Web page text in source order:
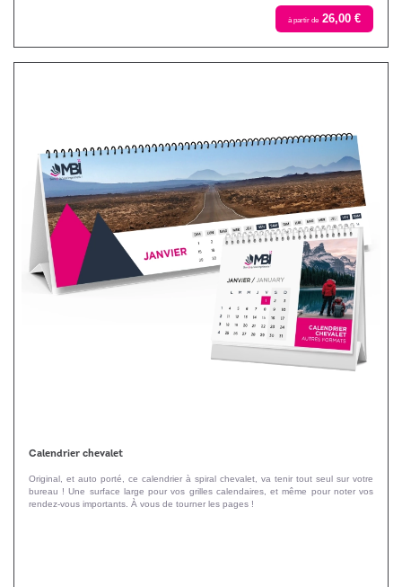
à partir de 26,00 €
Calendrier chevalet
Original, et auto porté, ce calendrier à spiral chevalet, va tenir tout seul sur votre
bureau ! Une surface large pour vos grilles calendaires, et même pour noter vos
rendez-vous importants. À vous de tourner les pages !